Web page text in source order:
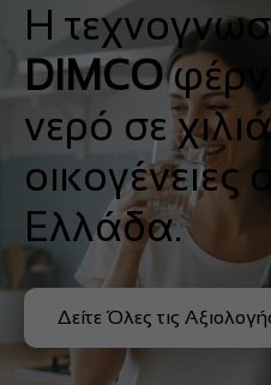
Η
DIMCO
νερό σε
οικογένειες
Ελλάδα.
Δείτε Όλες τις